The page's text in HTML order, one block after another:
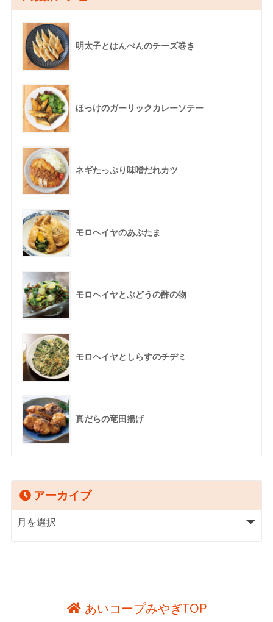
明太子とはんぺんのチーズ巻き
ほっけのガーリックカレーソテー
ネギたっぷり味噌だれカツ
モロヘイヤのあぶたま
モロヘイヤとぶどうの酢の物
モロヘイヤとしらすのチヂミ
真だらの竜田揚げ
アーカイブ
あいコープみやぎTOP